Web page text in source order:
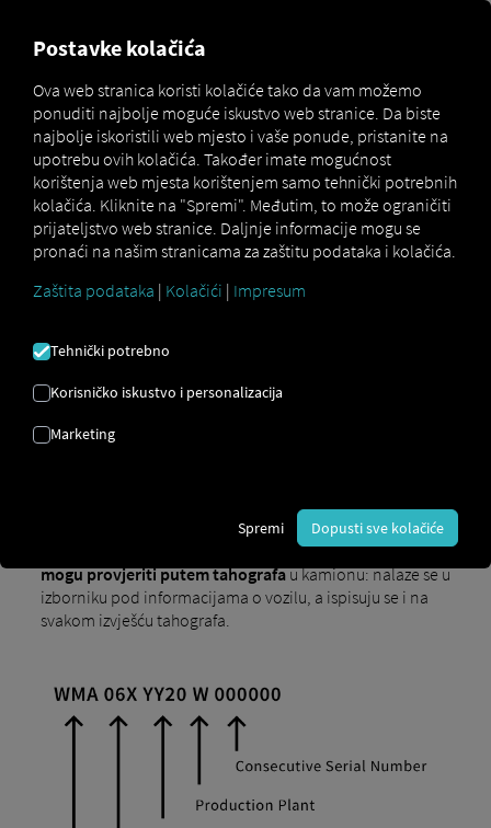
Glossar Was ist die FIN?
PERAJE
Što je identifikacijski broj vozila (VIN)?
Značenje, upotreba i struktura
Identifikacijski broj vozila (VIN) je
standardizirani serijski broj koji jedinstveno
identificira vozilo.Prije 1981. godine, ovaj broj bio je
znakova i može se pronaći
vozačevih vrata i na samoj šasiji u kamionima. Kod
kamiona, VIN se programira u tahograf tijekom
proizvodnje ili u radionici. Stoga se podaci o VIN-u
mogu provjeriti putem tahografau kamionu: nalaze se u
izborniku pod informacijama o vozilu, a ispisuju se i na
svakom izvješću tahografa.
Postavke kolačića
Ova web stranica koristi kolačiće tako da vam možemo
ponuditi najbolje moguće iskustvo web stranice. Da biste
najbolje iskoristili web mjesto i vaše ponude, pristanite na
upotrebu ovih kolačića. Također imate mogućnost
korištenja web mjesta korištenjem samo tehnički potrebnih
kolačića. Kliknite na "Spremi". Međutim, to može ograničiti
prijateljstvo web stranice. Daljnje informacije mogu se
pronaći na našim stranicama za zaštitu podataka i kolačića.
Zaštita podataka | Kolačići | Impresum
Tehnički potrebno
Korisničko iskustvo i personalizacija
Marketing
Spremi Dopusti sve kolačiće